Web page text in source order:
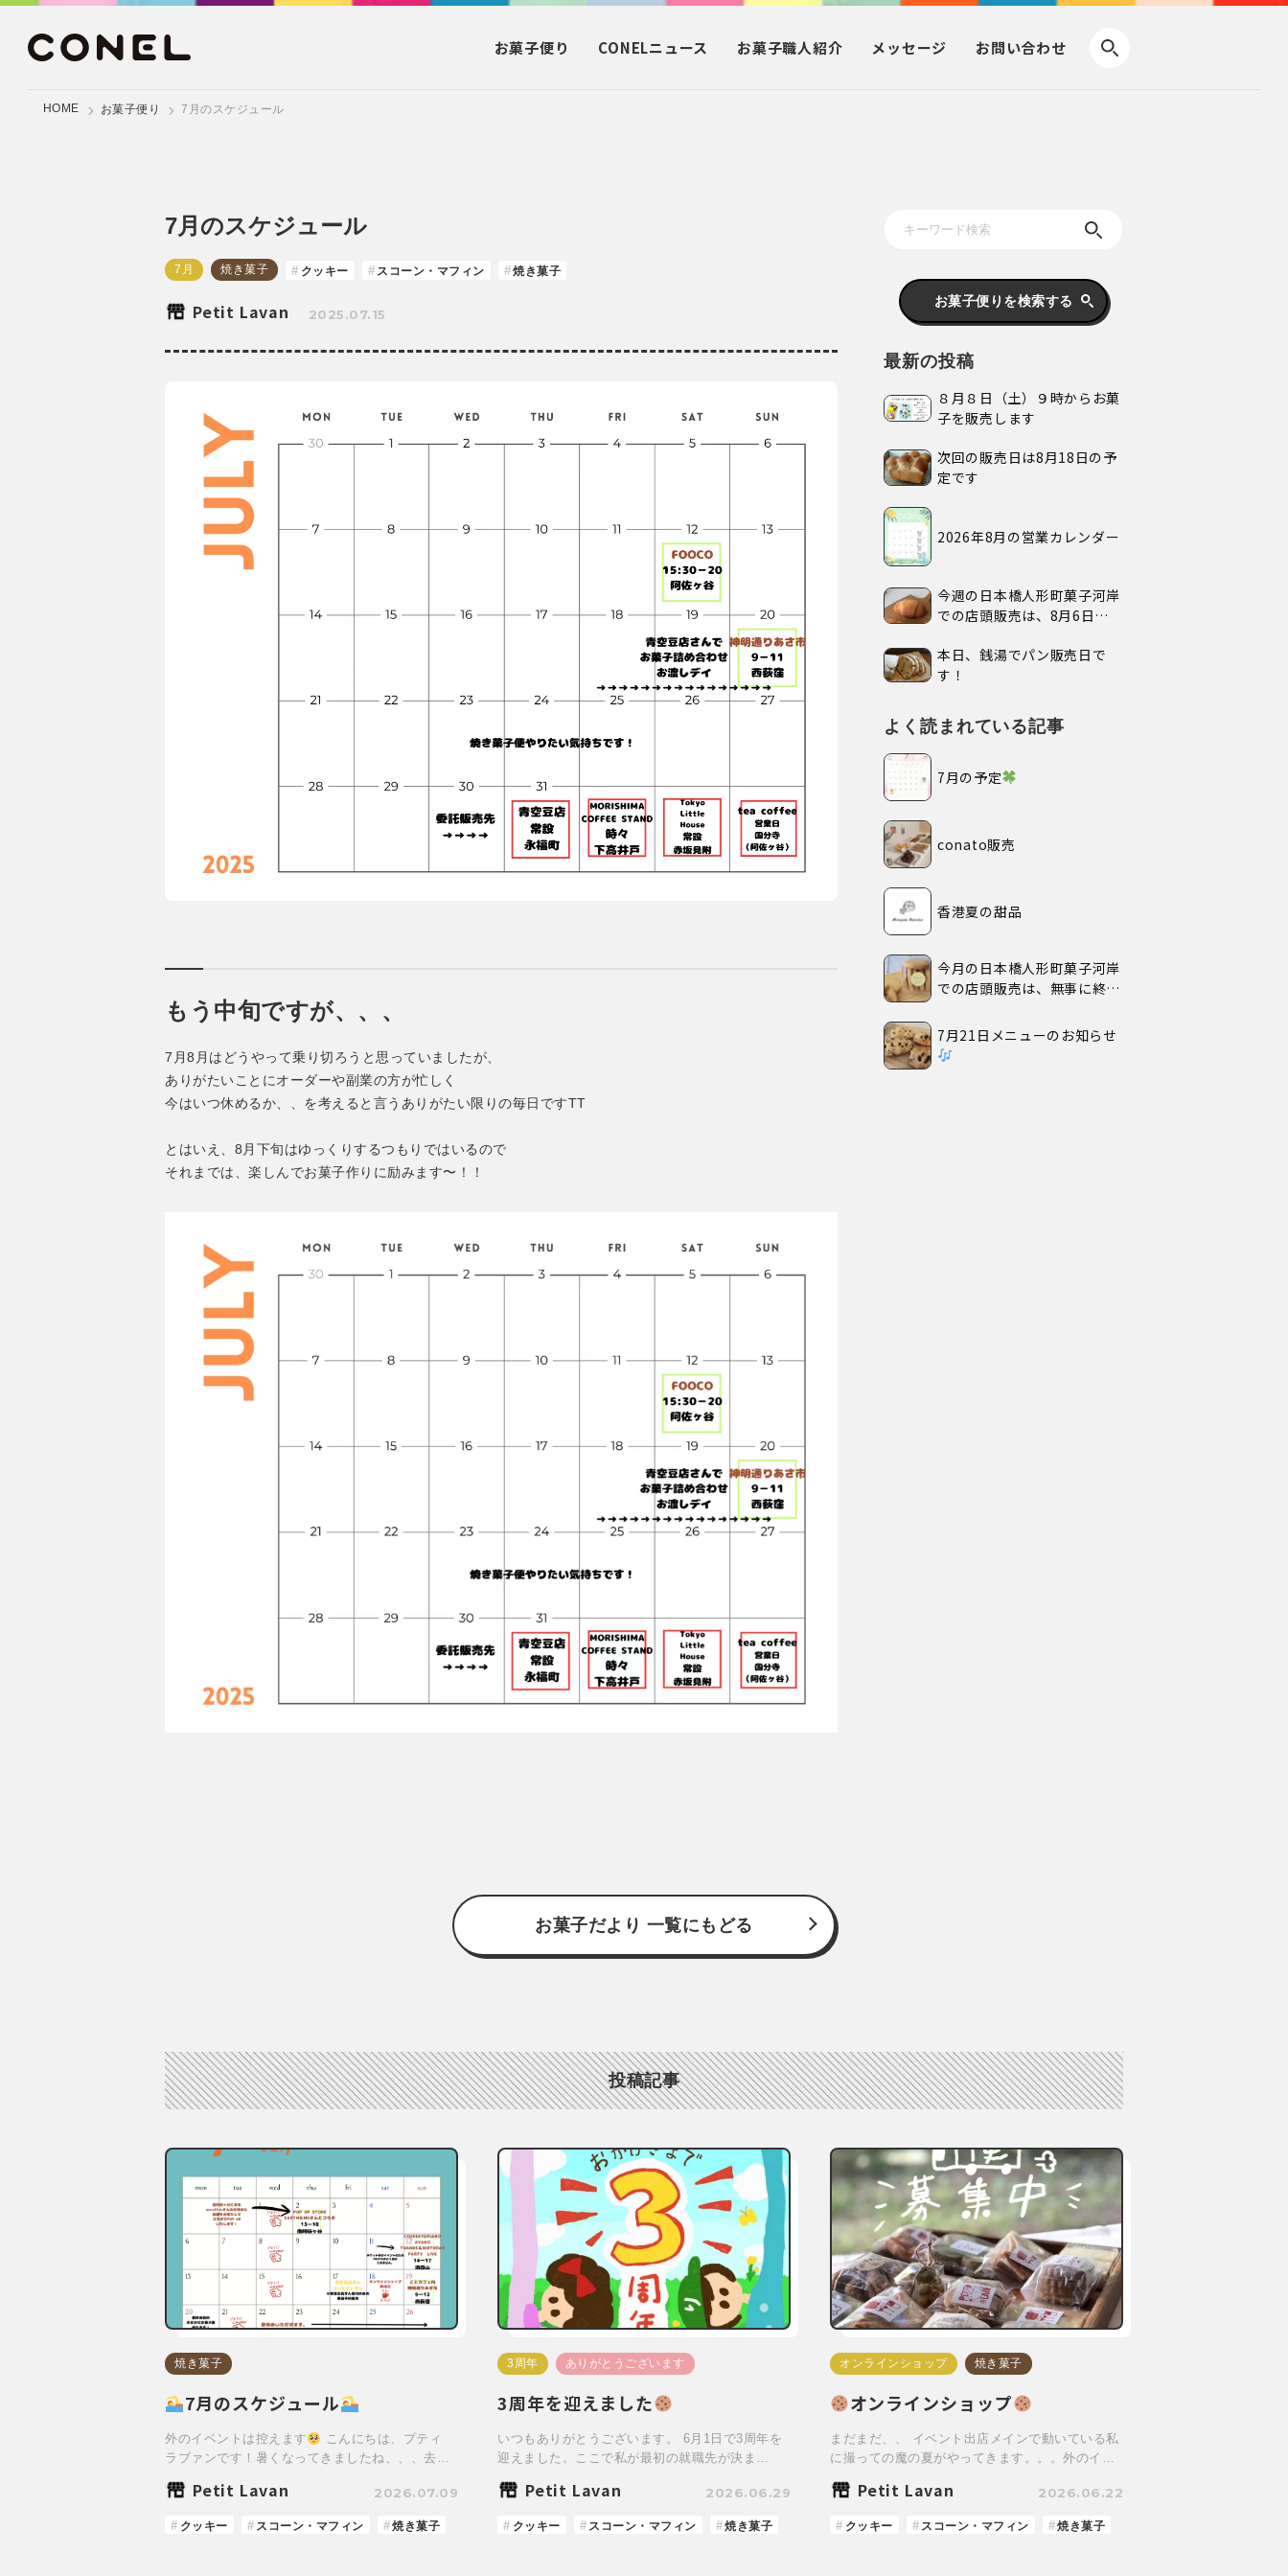
お菓子便り CONELニュース お菓子職人紹介 メッセージ お問い合わせ
HOME お菓子便り 7月のスケジュール
7月のスケジュール
7月 焼き菓子 クッキー スコーン・マフィン 焼き菓子
Petit Lavan 2025.07.15
もう中旬ですが、、、
7月8月はどうやって乗り切ろうと思っていましたが、
ありがたいことにオーダーや副業の方が忙しく
今はいつ休めるか、、を考えると言うありがたい限りの毎日ですTT
とはいえ、8月下旬はゆっくりするつもりではいるので
それまでは、楽しんでお菓子作りに励みます〜！！
お菓子だより 一覧にもどる
投稿記事
焼き菓子
7月のスケジュール
外のイベントは控えます
こんにちは、プティ
ラブァンです！暑くなってきましたね、、、去…
Petit Lavan 2026.07.09
クッキー スコーン・マフィン 焼き菓子
3周年 ありがとうございます
3周年を迎えました
いつもありがとうございます。 6月1日で3周年を
迎えました。ここで私が最初の就職先が決ま…
Petit Lavan 2026.06.29
クッキー スコーン・マフィン 焼き菓子
オンラインショップ 焼き菓子
オンラインショップ
まだまだ、、 イベント出店メインで動いている私
に撮っての魔の夏がやってきます。。。外のイ…
Petit Lavan 2026.06.22
クッキー スコーン・マフィン 焼き菓子
お菓子便りを検索する
最新の投稿
８月８日（土）９時からお菓
子を販売します
次回の販売日は8月18日の予
定です
2026年8月の営業カレンダー
今週の日本橋人形町菓子河岸
での店頭販売は、8月6日
す。
本日、銭湯でパン販売日で
す！
よく読まれている記事
7月の予定
conato販売
香港夏の甜品
今月の日本橋人形町菓子河岸
での店頭販売は、無事に終了
7月21日メニューのお知らせ